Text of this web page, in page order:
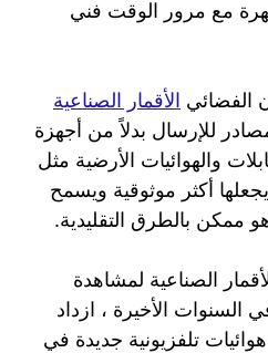
مع مرور الوقت فني
الفضائي الأقمار الصناعية
للإرسال بدلاً من أجهزة
والهوائيات الأرضية مثل
أكثر موثوقية ويسمح
ممكن بالطرق التقليدية.
الصناعية لمشاهدة
السنوات الأخيرة ، ازداد
تلفزيونية جديدة في